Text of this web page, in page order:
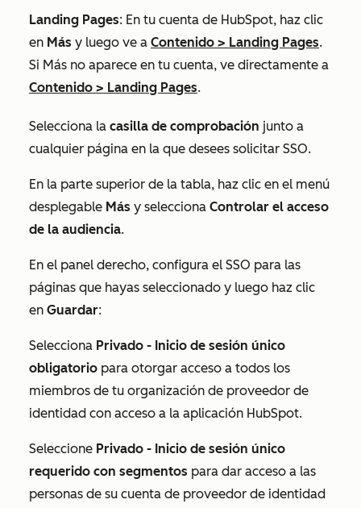
Landing Pages: En tu cuenta de HubSpot, haz clic
en Más y luego ve a Contenido > Landing Pages.
Si Más no aparece en tu cuenta, ve directamente a
Contenido > Landing Pages.
Selecciona la casilla de comprobación junto a
cualquier página en la que desees solicitar SSO.
En la parte superior de la tabla, haz clic en el menú
desplegable Más y selecciona Controlar el acceso
de la audiencia.
En el panel derecho, configura el SSO para las
páginas que hayas seleccionado y luego haz clic
en Guardar:
Selecciona Privado - Inicio de sesión único
obligatorio para otorgar acceso a todos los
miembros de tu organización de proveedor de
identidad con acceso a la aplicación HubSpot.
Seleccione Privado - Inicio de sesión único
requerido con segmentos para dar acceso a las
personas de su cuenta de proveedor de identidad